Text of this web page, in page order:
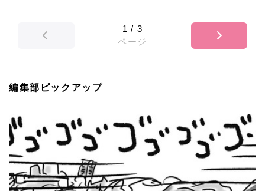
1 / 3
ページ
編集部ピックアップ